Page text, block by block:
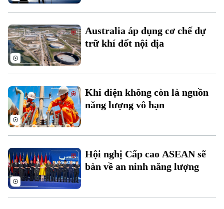
Theo dõi Hà Nội On
Australia áp dụng cơ chế dự
trữ khí đốt nội địa
Khi điện không còn là nguồn
năng lượng vô hạn
Hội nghị Cấp cao ASEAN sẽ
bàn về an ninh năng lượng